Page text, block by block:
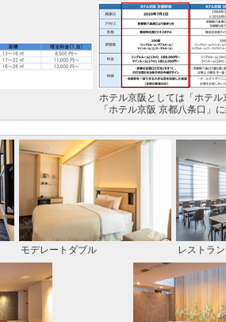
ホテル京阪としては「ホテル
「ホテル京阪 京都八条口」
モデレートダブル レストラン